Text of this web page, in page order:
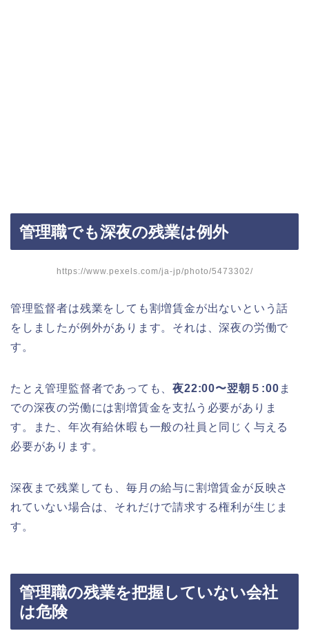
管理職でも深夜の残業は例外
https://www.pexels.com/ja-jp/photo/5473302/
管理監督者は残業をしても割増賃金が出ないという話
をしましたが例外があります。それは、深夜の労働で
す。
たとえ管理監督者であっても、夜22:00〜翌朝５:00 ま
での深夜の労働には割増賃金を支払う必要がありま
す。また、年次有給休暇も一般の社員と同じく与える
必要があります。
深夜まで残業しても、毎月の給与に割増賃金が反映さ
れていない場合は、それだけで請求する権利が生じま
す。
管理職の残業を把握していない会社
は危険